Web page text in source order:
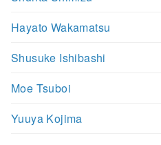
Hayato Wakamatsu
Shusuke Ishibashi
Moe Tsuboi
Yuuya Kojima